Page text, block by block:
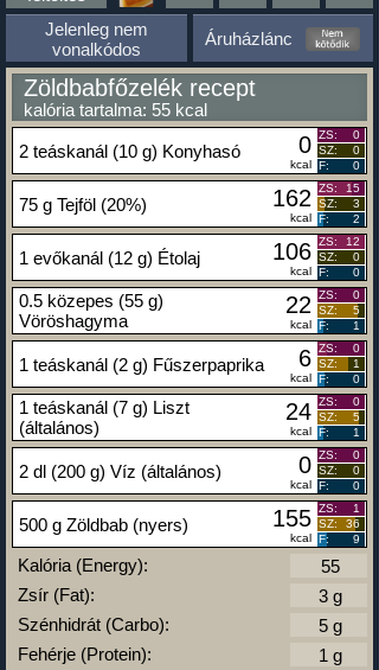
Jelenleg nem
vonalkódos
Áruházlánc
Zöldbabfőzelék recept
kalória tartalma: 55 kcal
2 teáskanál (10 g) Konyhasó 0
kcal
ZS:
0
SZ:
0
F:
0
75 g Tejföl (20%) 162
kcal
ZS:
15
SZ:
3
F:
2
1 evőkanál (12 g) Étolaj 106
kcal
ZS:
12
SZ:
0
F:
0
0.5 közepes (55 g)
Vöröshagyma
22
kcal
ZS:
0
SZ:
5
F:
1
1 teáskanál (2 g) Fűszerpaprika 6
kcal
ZS:
0
SZ:
1
F:
0
1 teáskanál (7 g) Liszt
(általános)
24
kcal
ZS:
0
SZ:
5
F:
1
2 dl (200 g) Víz (általános) 0
kcal
ZS:
0
SZ:
0
F:
0
500 g Zöldbab (nyers) 155
kcal
ZS:
1
SZ:
36
F:
9
Kalória (Energy):
Zsír (Fat):
Szénhidrát (Carbo):
Fehérje (Protein):